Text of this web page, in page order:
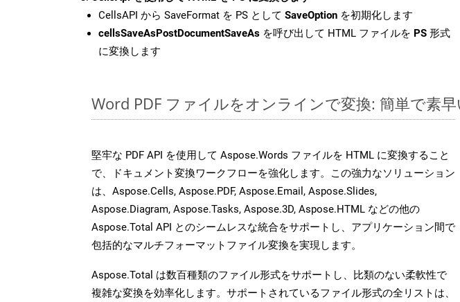
CellsAPI から SaveFormat を PS として SaveOption を初期化します
cellsSaveAsPostDocumentSaveAs を呼び出して HTML ファイルを PS 形式
に変換します
Word PDF ファイルをオンラインで変換: 簡単で素
堅牢な PDF API を使用して Aspose.Words ファイルを HTML に変換すること
で、ドキュメント変換ワークフローを強化します。この強力なソリューション
は、Aspose.Cells, Aspose.PDF, Aspose.Email, Aspose.Slides,
Aspose.Diagram, Aspose.Tasks, Aspose.3D, Aspose.HTML などの他の
Aspose.Total API とのシームレスな統合をサポートし、アプリケーション間で
包括的なマルチフォーマットファイル変換を実現します。
Aspose.Total は数百種類のファイル形式をサポートし、比類のない柔軟性で
複雑な変換を効率化します。サポートされているファイル形式の全リストは、